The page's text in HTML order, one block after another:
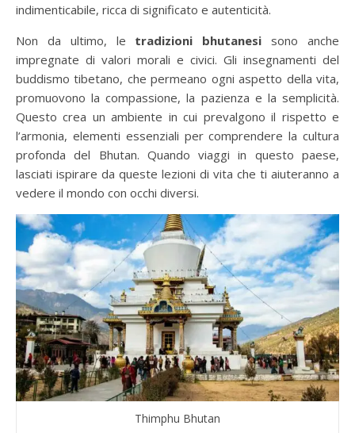
indimenticabile, ricca di significato e autenticità.
Non da ultimo, le tradizioni bhutanesi sono anche
impregnate di valori morali e civici. Gli insegnamenti del
buddismo tibetano, che permeano ogni aspetto della vita,
promuovono la compassione, la pazienza e la semplicità.
Questo crea un ambiente in cui prevalgono il rispetto e
l’armonia, elementi essenziali per comprendere la cultura
profonda del Bhutan. Quando viaggi in questo paese,
lasciati ispirare da queste lezioni di vita che ti aiuteranno a
vedere il mondo con occhi diversi.
Thimphu Bhutan